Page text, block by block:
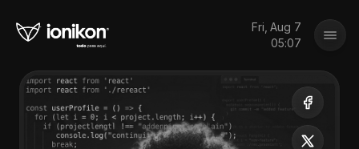
Fri, Aug 7
05:07